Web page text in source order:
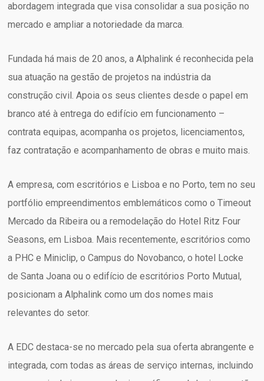
abordagem integrada que visa consolidar a sua posição no
mercado e ampliar a notoriedade da marca.
Fundada há mais de 20 anos, a Alphalink é reconhecida pela
sua atuação na gestão de projetos na indústria da
construção civil. Apoia os seus clientes desde o papel em
branco até à entrega do edifício em funcionamento –
contrata equipas, acompanha os projetos, licenciamentos,
faz contratação e acompanhamento de obras e muito mais.
A empresa, com escritórios e Lisboa e no Porto, tem no seu
portfólio empreendimentos emblemáticos como o Timeout
Mercado da Ribeira ou a remodelação do Hotel Ritz Four
Seasons, em Lisboa. Mais recentemente, escritórios como
a PHC e Miniclip, o Campus do Novobanco, o hotel Locke
de Santa Joana ou o edifício de escritórios Porto Mutual,
posicionam a Alphalink como um dos nomes mais
relevantes do setor.
A EDC destaca-se no mercado pela sua oferta abrangente e
integrada, com todas as áreas de serviço internas, incluindo